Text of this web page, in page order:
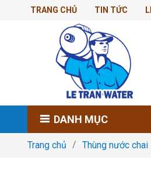
TRANG CHỦ TIN TỨC
DANH MỤC
Trang chủ Thùng nước chai